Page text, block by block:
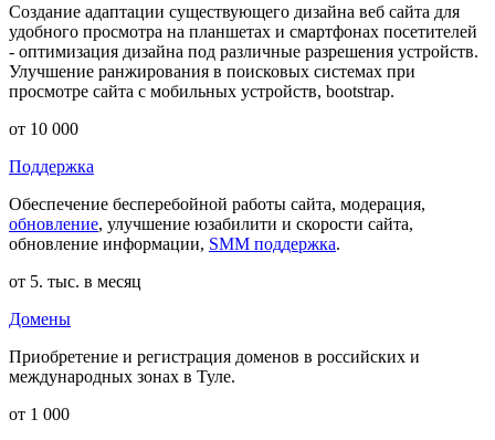
Создание адаптации существующего дизайна веб сайта для
удобного просмотра на планшетах и смартфонах посетителей
- оптимизация дизайна под различные разрешения устройств.
Улучшение ранжирования в поисковых системах при
просмотре сайта с мобильных устройств, bootstrap.
от 10 000
Поддержка
Обеспечение бесперебойной работы сайта, модерация,
обновление, улучшение юзабилити и скорости сайта,
обновление информации, SMM поддержка.
от 5. тыс. в месяц
Домены
Приобретение и регистрация доменов в российских и
международных зонах в Туле.
от 1 000